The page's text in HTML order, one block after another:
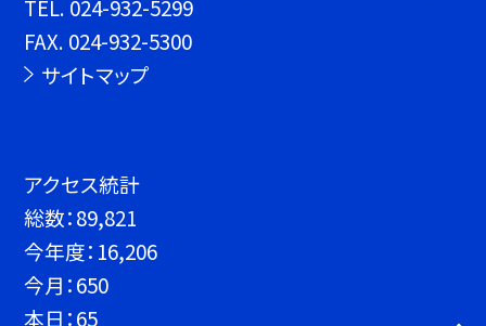
TEL. 024-932-5299
FAX. 024-932-5300
サイトマップ
アクセス統計
総数：89,821
今年度： 16,206
今月：650
本日：65